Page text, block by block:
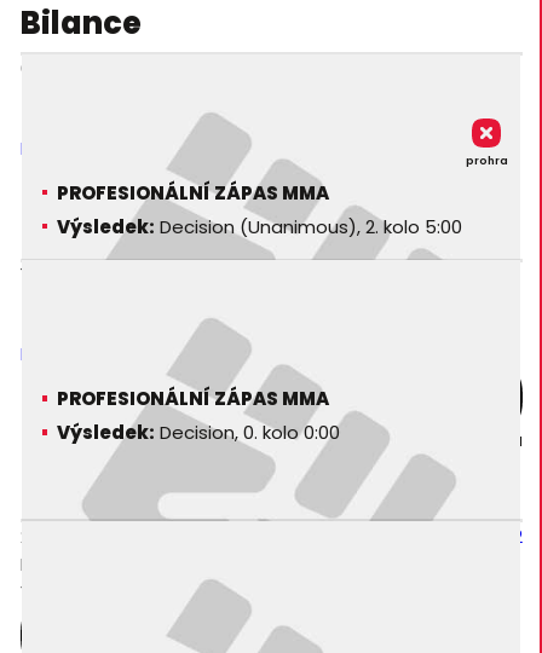
Bilance
06. 07. 2002
EEFC 11 - Excalibur Fighting 11
PROFESIONÁLNÍ ZÁPAS MMA
Výsledek: Decision (Unanimous), 2. kolo 5:00
prohra
18. 05. 2002
EEFC 10 - Excalibur Fighting 10
PROFESIONÁLNÍ ZÁPAS MMA
Výsledek: Decision, 0. kolo 0:00 prohra
23. 06. 2001
KOTR - King of the Ring 2
PROFESIONÁLNÍ ZÁPAS MMA
Výsledek:
Submission (Triangle Choke), 0. kolo 0:00